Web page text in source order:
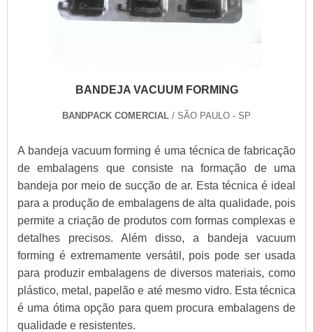
BANDEJA VACUUM FORMING
BANDPACK COMERCIAL / SÃO PAULO - SP
A bandeja vacuum forming é uma técnica de fabricação
de embalagens que consiste na formação de uma
bandeja por meio de sucção de ar. Esta técnica é ideal
para a produção de embalagens de alta qualidade, pois
permite a criação de produtos com formas complexas e
detalhes precisos. Além disso, a bandeja vacuum
forming é extremamente versátil, pois pode ser usada
para produzir embalagens de diversos materiais, como
plástico, metal, papelão e até mesmo vidro. Esta técnica
é uma ótima opção para quem procura embalagens de
qualidade e resistentes.